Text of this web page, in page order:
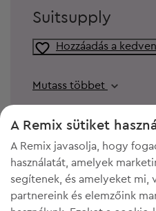
Suitsupply
Hozzáadás a
Mutass többet
A Remix sütiket
A Remix javasolja, hogy
használatát, amelyek
segítenek, és amelyeket mi,
partnereink és elemzőink